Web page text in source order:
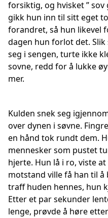
forsiktig, og hvisket ” sov
gikk hun inn til sitt eget
forandret, så hun likevel
dagen hun forlot det.
seg i sengen, turte ikke
sovne, redd for å lukke
mer.
Kulden snek seg
over dynen i søvne.
en hånd tok rundt dem.
mennesker som pustet
hjerte. Hun lå i ro, viste
motstand ville få han til
traff huden hennes, hun
Etter et par sekunder
lenge, prøvde å høre